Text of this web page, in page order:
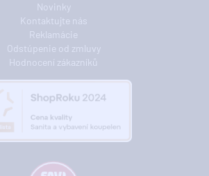
Novinky
Kontaktujte nás
Reklamácie
Odstúpenie od zmluvy
Hodnocení zákazníků